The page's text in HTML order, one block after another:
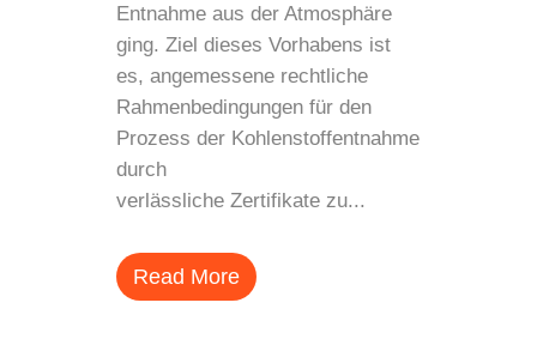
Entnahme aus der Atmosphäre
ging. Ziel dieses Vorhabens ist
es, angemessene rechtliche
Rahmenbedingungen für den
Prozess der Kohlenstoffentnahme
durch
verlässliche Zertifikate zu...
Read More